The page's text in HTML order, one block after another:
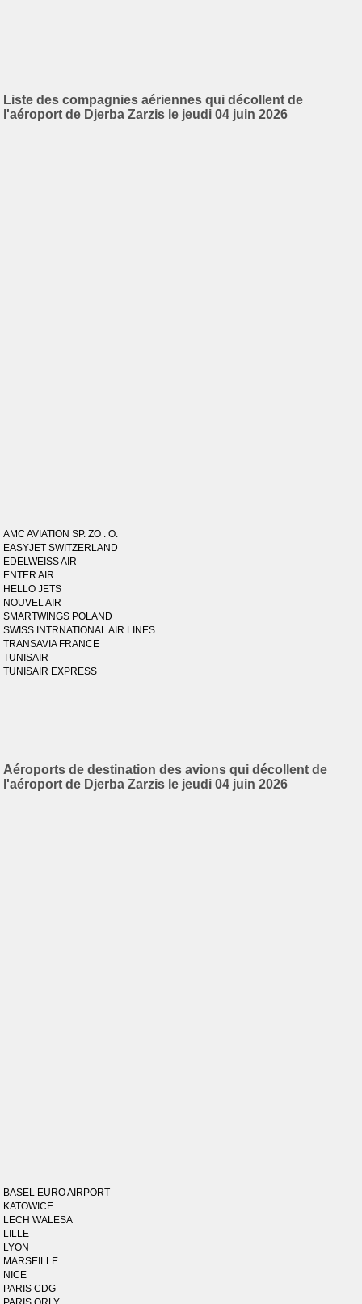
Liste des compagnies aériennes qui décollent de
l'aéroport de Djerba Zarzis le jeudi 04 juin 2026
AMC AVIATION SP. ZO . O.
EASYJET SWITZERLAND
EDELWEISS AIR
ENTER AIR
HELLO JETS
NOUVEL AIR
SMARTWINGS POLAND
SWISS INTRNATIONAL AIR LINES
TRANSAVIA FRANCE
TUNISAIR
TUNISAIR EXPRESS
Aéroports de destination des avions qui décollent de
l'aéroport de Djerba Zarzis le jeudi 04 juin 2026
BASEL EURO AIRPORT
KATOWICE
LECH WALESA
LILLE
LYON
MARSEILLE
NICE
PARIS CDG